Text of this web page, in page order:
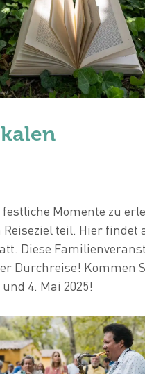
Momente zu
teil. Hier findet
Diese
Durchreise! Kommen
4. Mai 2025!